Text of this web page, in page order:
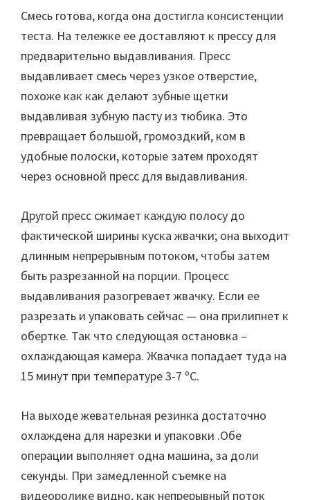
Смесь готова, когда она достигла консистенции
теста. На тележке ее доставляют к прессу для
предварительно выдавливания. Пресс
выдавливает смесь через узкое отверстие,
похоже как как делают зубные щетки
выдавливая зубную пасту из тюбика. Это
превращает большой, громоздкий, ком в
удобные полоски, которые затем проходят
через основной пресс для выдавливания.
Другой пресс сжимает каждую полосу до
фактической ширины куска жвачки; она выходит
длинным непрерывным потоком, чтобы затем
быть разрезанной на порции. Процесс
выдавливания разогревает жвачку. Если ее
разрезать и упаковать сейчас — она прилипнет к
обертке. Так что следующая остановка –
охлаждающая камера. Жвачка попадает туда на
15 минут при температуре 3-7 ºС.
На выходе жевательная резинка достаточно
охлаждена для нарезки и упаковки .Обе
операции выполняет одна машина, за доли
секунды. При замедленной съемке на
видеоролике видно, как непрерывный поток